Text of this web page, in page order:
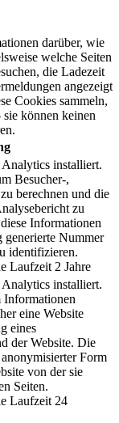
darüber, wie
welche Seiten
die Ladezeit
angezeigt
Cookies sammeln,
sie können keinen
installiert.
Besucher-,
berechnen und die
zu
Informationen
generierte Nummer
identifizieren.
Laufzeit 2 Jahre
installiert.
eine Website
eines
der Website. Die
Form
von der sie
Seiten.
Laufzeit 24